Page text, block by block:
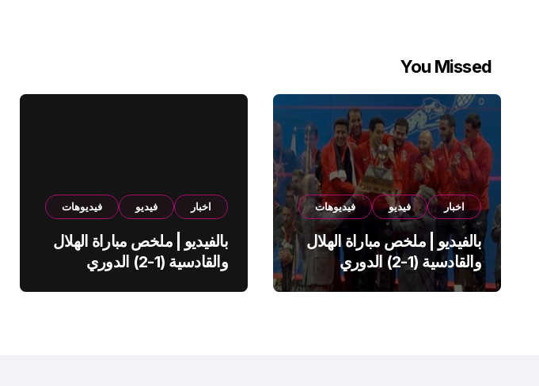
You Missed
اخبار فيديو فيديوهات
بالفيديو | ملخص مباراة الهلال
والقادسية (1-2) الدوري
السعودي
اخبار فيديو فيديوهات
بالفيديو | ملخص مباراة الهلال
والقادسية (1-2) الدوري